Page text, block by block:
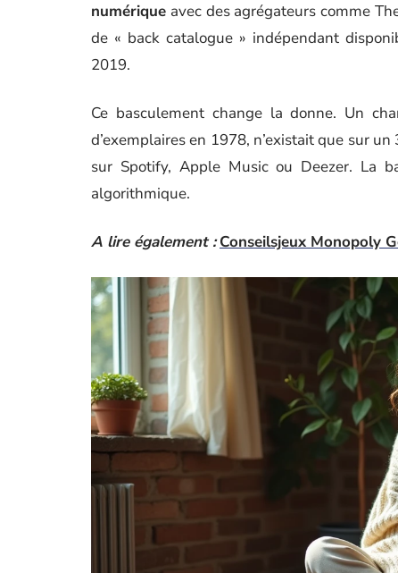
numérique avec des agrégateurs comme
de « back catalogue » indépendant
2019.
Ce basculement change la donne. Un
d’exemplaires en 1978, n’existait que sur
sur Spotify, Apple Music ou Deezer. La
algorithmique.
A lire également : Conseilsjeux Monopoly